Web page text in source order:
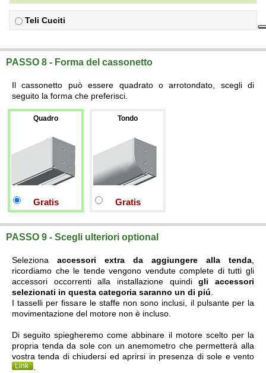
Teli Cuciti
PASSO 8 - Forma del cassonetto
Il cassonetto può essere quadrato o arrotondato, scegli di
seguito la forma che preferisci.
Quadro
Gratis
Tondo
Gratis
PASSO 9 - Scegli ulteriori optional
Seleziona accessori extra da aggiungere alla tenda,
ricordiamo che le tende vengono vendute complete di tutti gli
accessori occorrenti alla installazione quindigli accessori
selezionati in questa categoria saranno un di piú.
I tasselli per fissare le staffe non sono inclusi, il pulsante per la
movimentazione del motore non è incluso.
Di seguito spiegheremo come abbinare il motore scelto per la
propria tenda da sole con un anemometro che permetterà alla
vostra tenda di chiudersi ed aprirsi in presenza di sole e vento
Link .